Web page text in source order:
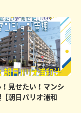
見せたい！マンシ
【朝日パリオ浦和